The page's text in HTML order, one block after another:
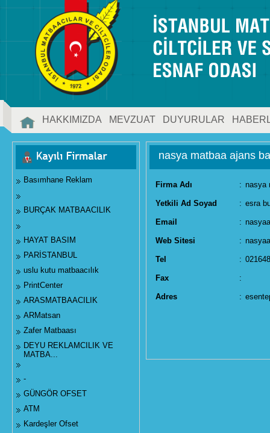
HAKKIMIZDA MEVZUAT DUYURULAR
İLETİŞİM
Basımhane Reklam
BURÇAK MATBAACILIK
HAYAT BASIM
PARİSTANBUL
uslu kutu matbaacılık
PrintCenter
ARASMATBAACILIK
ARMatsan
Zafer Matbaası
DEYU REKLAMCILIK VE
MATBA...
-
GÜNGÖR OFSET
ATM
Kardeşler Ofset
nasya matbaa ajans
Firma Adı : nasya
Yetkili Ad Soyad : esra
Email :
Web Sitesi :
Tel :
Fax :
Adres :